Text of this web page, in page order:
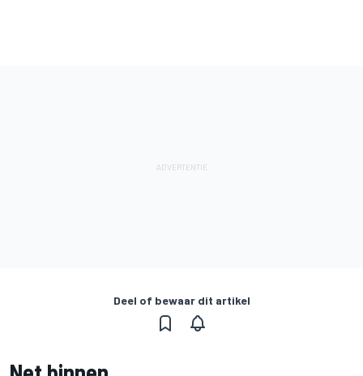
Deel of bewaar dit artikel